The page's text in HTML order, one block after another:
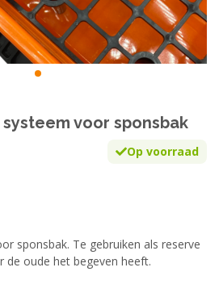
voor sponsbak
Op voorraad
sponsbak. Te gebruiken als reserve
de oude het begeven heeft.